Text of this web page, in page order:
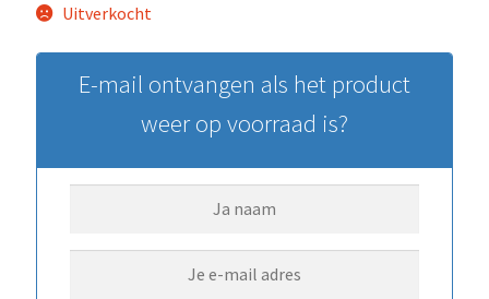
Uitverkocht
E-mail ontvangen als het product
weer op voorraad is?